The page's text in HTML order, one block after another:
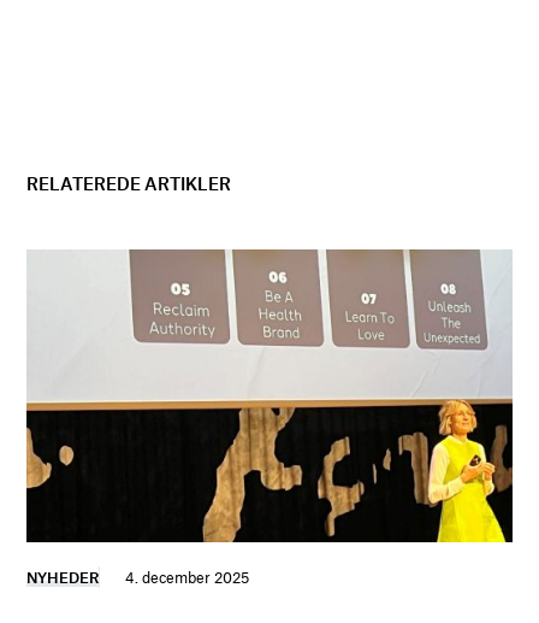
RELATEREDE ARTIKLER
NYHEDER 4. december 2025